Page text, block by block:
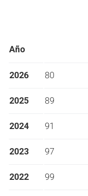
Año
2026 80
2025 89
2024 91
2023 97
2022 99